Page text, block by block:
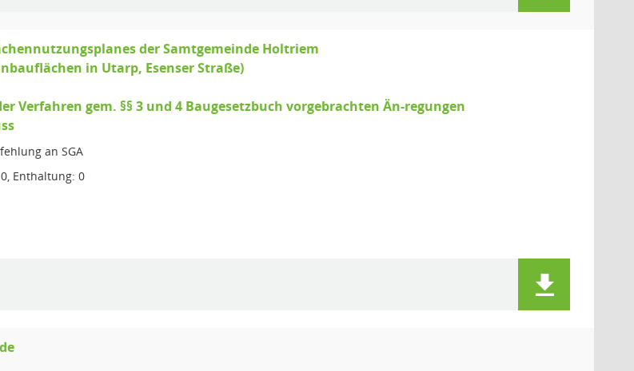
der Samtgemeinde Holtriem
in Utarp, Esenser Straße)
Verfahren gem. §§ 3 und 4 Baugesetzbuch vorgebrachten Än-regungen
an SGA
Enthaltung: 0